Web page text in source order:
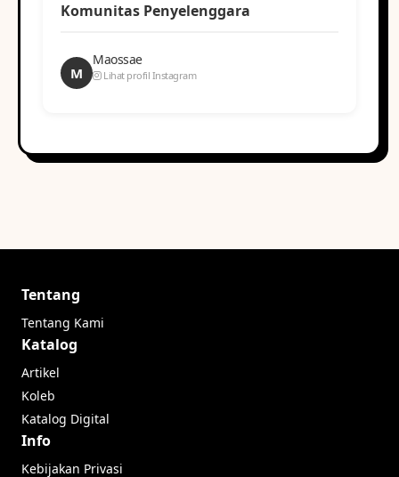
Komunitas Penyelenggara
M
Maossae
Lihat profil Instagram
Tentang
Tentang Kami
Katalog
Artikel
Koleb
Katalog Digital
Info
Kebijakan Privasi